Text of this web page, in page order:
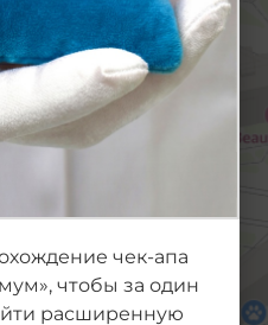
чек-апа
чтобы за один
расширенную